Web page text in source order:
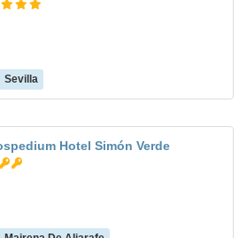
Sevilla
Hotel Simón Verde